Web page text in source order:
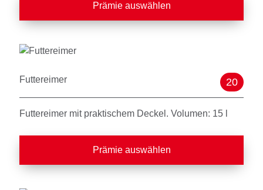
Prämie auswählen
Futtereimer 20
Futtereimer mit praktischem Deckel. Volumen: 15 l
Prämie auswählen